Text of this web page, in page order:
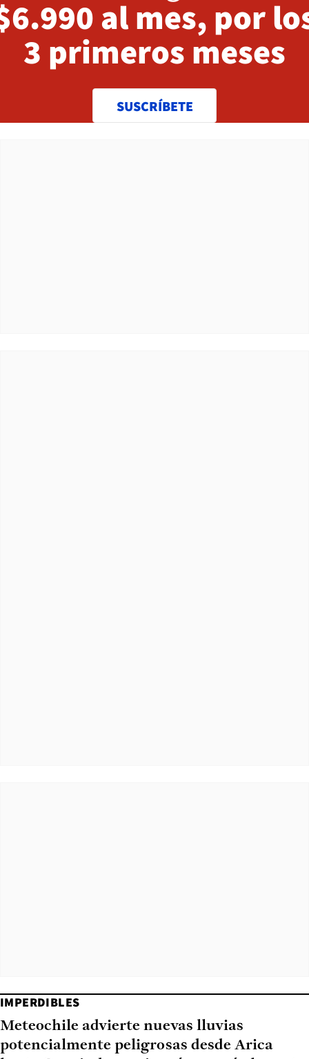
al mes, por
3 primeros meses
SUSCRÍBETE
IMPERDIBLES
Meteochile advierte nuevas lluvias
potencialmente peligrosas desde Arica